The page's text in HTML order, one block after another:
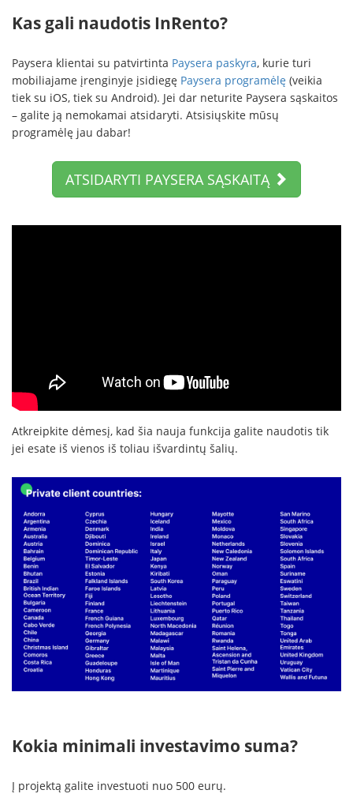
Kas gali naudotis InRento?
Paysera klientai su patvirtinta Paysera paskyra, kurie turi
mobiliajame įrenginyje įsidiegę Paysera programėlę (veikia
tiek su iOS, tiek su Android). Jei dar neturite Paysera sąskaitos
– galite ją nemokamai atsidaryti. Atsisiųskite mūsų
programėlę jau dabar!
ATSIDARYTI PAYSERA SĄSKAITĄ
Atkreipkite dėmesį, kad šia nauja funkcija galite naudotis tik
jei esate iš vienos iš toliau išvardintų šalių.
Kokia minimali investavimo suma?
Į projektą galite investuoti nuo 500 eurų.